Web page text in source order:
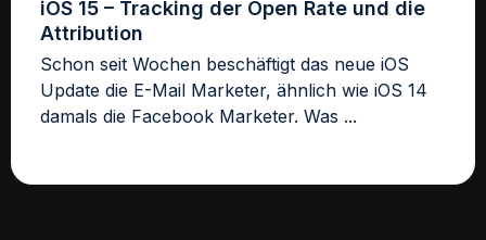
iOS 15 – Tracking der Open Rate und die
Attribution
Schon seit Wochen beschäftigt das neue iOS
Update die E-Mail Marketer, ähnlich wie iOS 14
damals die Facebook Marketer. Was ...